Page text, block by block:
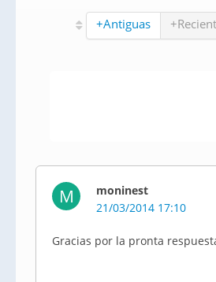
+Antiguas
M
moninest
21/03/2014 17:10
Gracias por la pronta